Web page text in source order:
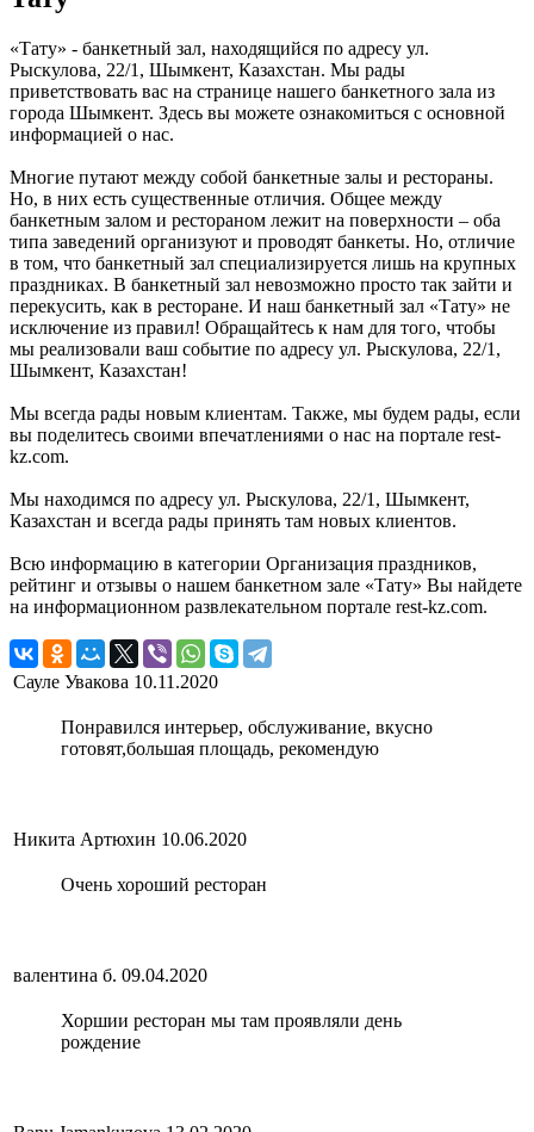
«Тату» - банкетный зал, находящийся по адресу ул.
Рыскулова, 22/1, Шымкент, Казахстан. Мы рады
приветствовать вас на странице нашего банкетного зала из
города Шымкент. Здесь вы можете ознакомиться с основной
информацией о нас.
Многие путают между собой банкетные залы и рестораны.
Но, в них есть существенные отличия. Общее между
банкетным залом и рестораном лежит на поверхности – оба
типа заведений организуют и проводят банкеты. Но, отличие
в том, что банкетный зал специализируется лишь на крупных
праздниках. В банкетный зал невозможно просто так зайти и
перекусить, как в ресторане. И наш банкетный зал «Тату» не
исключение из правил! Обращайтесь к нам для того, чтобы
мы реализовали ваш событие по адресу ул. Рыскулова, 22/1,
Шымкент, Казахстан!
Мы всегда рады новым клиентам. Также, мы будем рады, если
вы поделитесь своими впечатлениями о нас на портале rest-
kz.com.
Мы находимся по адресу ул. Рыскулова, 22/1, Шымкент,
Казахстан и всегда рады принять там новых клиентов.
Всю информацию в категории Организация праздников,
рейтинг и отзывы о нашем банкетном зале «Тату» Вы найдете
на информационном развлекательном портале rest-kz.com.
Сауле Увакова 10.11.2020
Понравился интерьер, обслуживание, вкусно
готовят,большая площадь, рекомендую
Никита Артюхин 10.06.2020
Очень хороший ресторан
валентина б. 09.04.2020
Хоршии ресторан мы там проявляли день
рождение